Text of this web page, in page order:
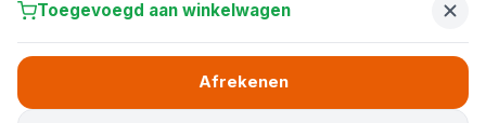
Toegevoegd aan winkelwagen
Afrekenen